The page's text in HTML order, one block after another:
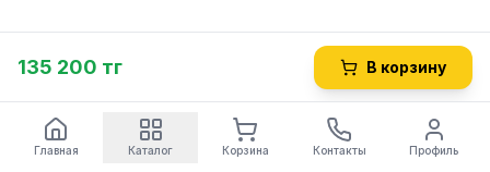
135 200 тг В корзину
Главная Каталог Корзина Контакты Профиль